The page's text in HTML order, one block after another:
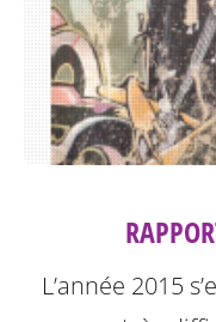
L’année 2015